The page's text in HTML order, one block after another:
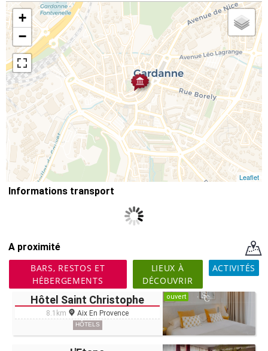
+
−
Leaflet
Informations transport
A proximité
BARS, RESTOS ET
HÉBERGEMENTS
LIEUX À
DÉCOUVRIR
ACTIVITÉS
Hôtel Saint Christophe
8.1km Aix En Provence
HÔTELS
ouvert